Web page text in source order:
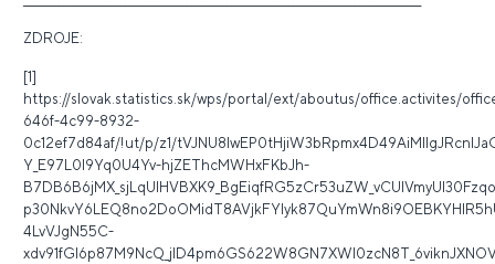
ZDROJE:
[1]
https://slovak.statistics.sk/wps/portal/ext/aboutus/office.activites/
646f-4c99-8932-
0c12ef7d84af/!ut/p/z1/
Y_E97L0I9Yq0U4Yv-hjZEThcMWHxFKbJh-
4LvVJgN55C-